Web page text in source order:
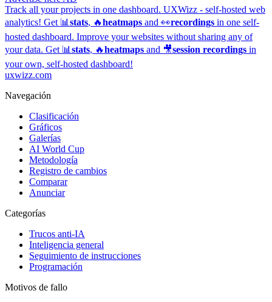
Track all your projects in one dashboard. UXWizz - self-hosted web
analytics! Get 📊 stats, 🔥heatmaps and 👀recordings in one self-
hosted dashboard. Improve your websites without sharing any of
your data. Get 📊 stats, 🔥heatmaps and 🎥session recordings in
your own, self-hosted dashboard!
uxwizz.com
Navegación
Clasificación
Gráficos
Galerías
AI World Cup
Metodología
Registro de cambios
Comparar
Anunciar
Categorías
Trucos anti-IA
Inteligencia general
Seguimiento de instrucciones
Programación
Motivos de fallo